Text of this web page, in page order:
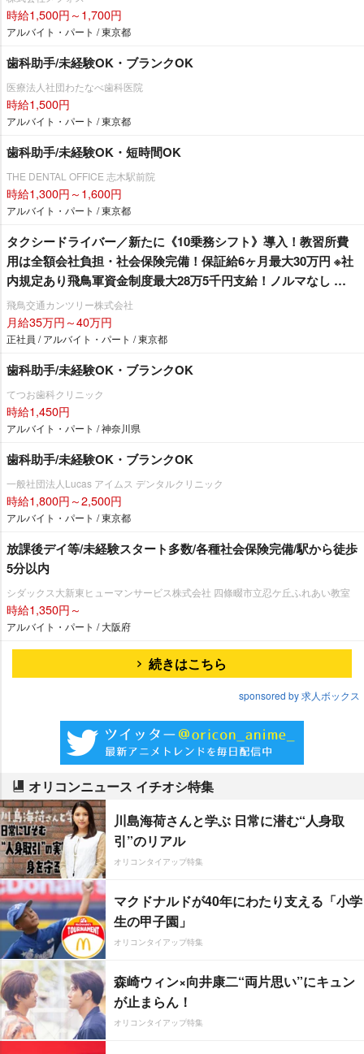
時給1,500円～1,700円
アルバイト・パート / 東京都
歯科助手/未経験OK・ブランクOK
医療法人社団わたなべ歯科医院
時給1,500円
アルバイト・パート / 東京都
歯科助手/未経験OK・短時間OK
THE DENTAL OFFICE 志木駅前院
時給1,300円～1,600円
アルバイト・パート / 東京都
タクシードライバー／新たに《10乗務シフト》導入！教習所費
用は全額会社負担・社会保険完備！保証給6ヶ月最大30万円 ※社
内規定あり飛鳥軍資金制度最大28万5千円支給！ノルマなし 地
域密着型の会社です！！「町田市内最大規模を誇る無線配車本
数！！」安定した収入と充実した仕事量で稼げる環境です。 基
本給の高さも魅力です！《月給40万円以上》の乗務員複数活躍
飛鳥交通カンツリー株式会社
月給35万円～40万円
正社員 / アルバイト・パート / 東京都
歯科助手/未経験OK・ブランクOK
てつお歯科クリニック
時給1,450円
アルバイト・パート / 神奈川県
歯科助手/未経験OK・ブランクOK
一般社団法人Lucas アイムス デンタルクリニック
時給1,800円～2,500円
アルバイト・パート / 東京都
放課後デイ等/未経験スタート多数/各種社会保険完備/駅から徒歩
5分以内
シダックス大新東ヒューマンサービス株式会社 四條畷市立忍ケ丘ふれあい教室
時給1,350円～
アルバイト・パート / 大阪府
続きはこちら
sponsored by 求人ボックス
オリコンニュース イチオシ特集
川島海荷さんと学ぶ 日常に潜む“人身取
引”のリアル
オリコンタイアップ特集
マクドナルドが40年にわたり支える「小学
生の甲子園」
オリコンタイアップ特集
森崎ウィン×向井康二“両片思い”にキュン
が止まらん！
オリコンタイアップ特集